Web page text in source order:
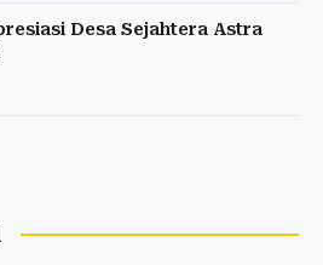
Desa Sejahtera Astra